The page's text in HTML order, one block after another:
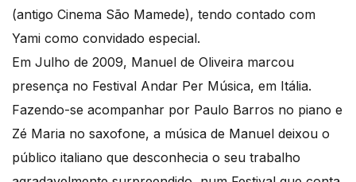
(antigo Cinema São Mamede), tendo contado com
Yami como convidado especial.
Em Julho de 2009, Manuel de Oliveira marcou
presença no Festival Andar Per Música, em Itália.
Fazendo-se acompanhar por Paulo Barros no piano e
Zé Maria no saxofone, a música de Manuel deixou o
público italiano que desconhecia o seu trabalho